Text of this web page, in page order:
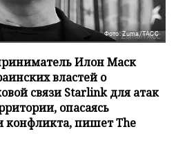
Фото: Zuma/ТАСС
Илон Маск
властей о
связи Starlink для атак
опасаясь
конфликта, пишет The